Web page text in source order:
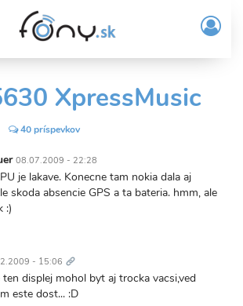
/
XpressMusic
40 príspevkov
08.07.2009 - 22:28
je lakave. Konecne tam nokia dala aj
skoda absencie GPS a ta bateria. hmm, ale
:)
- 15:06 odkaz
ten displej mohol byt aj trocka vacsi,ved
este dost... :D